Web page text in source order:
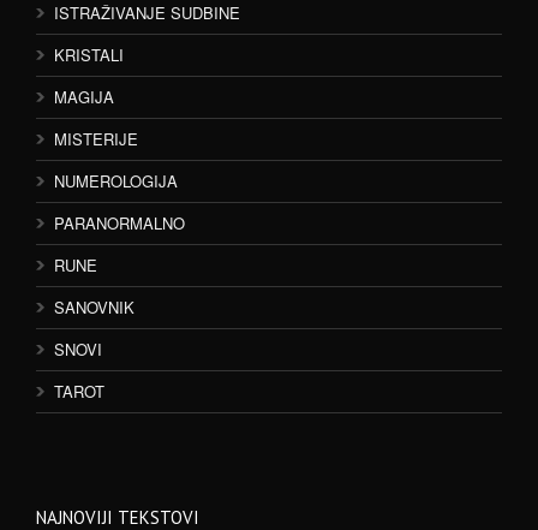
ISTRAŽIVANJE SUDBINE
KRISTALI
MAGIJA
MISTERIJE
NUMEROLOGIJA
PARANORMALNO
RUNE
SANOVNIK
SNOVI
TAROT
NAJNOVIJI TEKSTOVI